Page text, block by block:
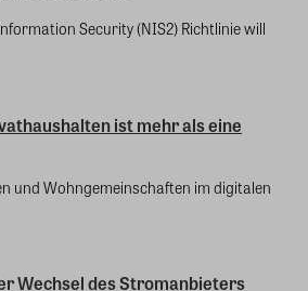
Security (NIS2) Richtlinie will
ist mehr als eine
und Wohngemeinschaften im digitalen
Wechsel des Stromanbieters